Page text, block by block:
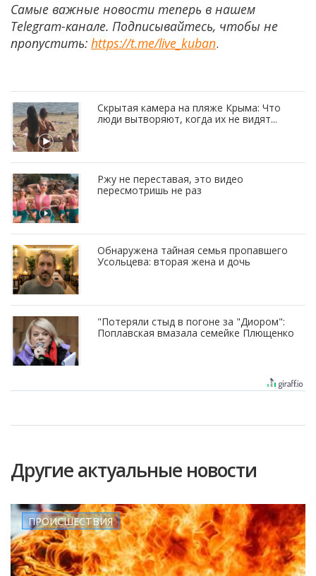
Самые важные новости теперь в нашем
Telegram-канале. Подписывайтесь, чтобы не
пропустить: https://t.me/live_kuban.
Скрытая камера на пляже Крыма: Что
люди вытворяют, когда их не видят...
Ржу не переставая, это видео
пересмотришь не раз
Обнаружена тайная семья пропавшего
Усольцева: вторая жена и дочь
"Потеряли стыд в погоне за "Диором":
Поплавская вмазала семейке Плющенко
Другие актуальные новости
ПРОИСШЕСТВИЯ